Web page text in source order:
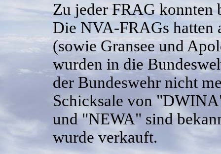
Zu jeder FRAG konnten
Die NVA-FRAGs hatten
(sowie Gransee und
wurden in die
der Bundeswehr nicht
Schicksale von
und "NEWA" sind
wurde verkauft.